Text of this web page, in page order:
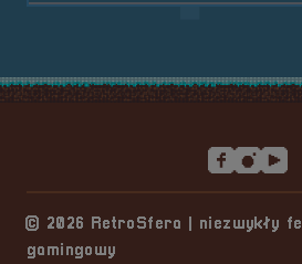
© 2026 RetroSfera | niezwykły
gamingowy